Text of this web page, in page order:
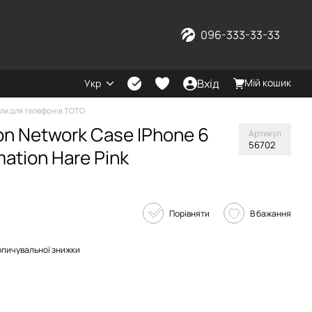
096-333-33-33
Укр Вхід Мій кошик
для телефонів TOTO
Network Case IPhone 6
Hare Pink
Артикул
56702
Порівняти В бажання
знижки